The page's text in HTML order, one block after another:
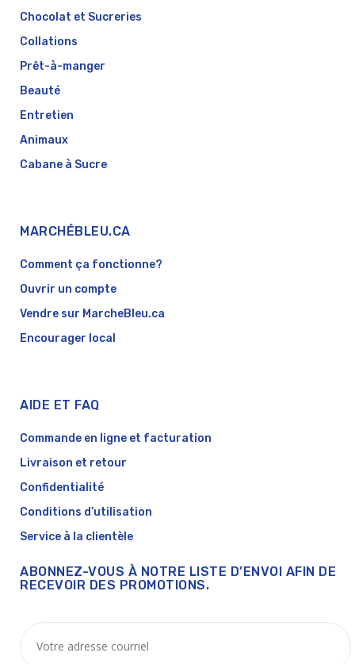
Chocolat et Sucreries
Collations
Prêt-à-manger
Beauté
Entretien
Animaux
Cabane à Sucre
MARCHÉBLEU.CA
Comment ça fonctionne?
Ouvrir un compte
Vendre sur MarcheBleu.ca
Encourager local
AIDE ET FAQ
Commande en ligne et facturation
Livraison et retour
Confidentialité
Conditions d’utilisation
Service à la clientèle
ABONNEZ-VOUS À NOTRE LISTE D’ENVOI AFIN DE
RECEVOIR DES PROMOTIONS.